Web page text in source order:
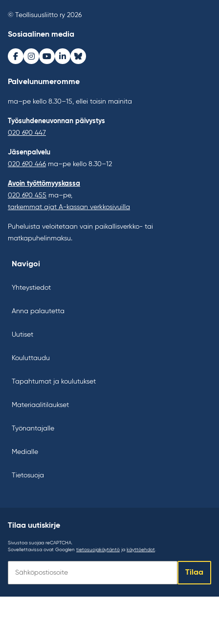
© Teollisuusliitto ry 2026
Sosiaalinen media
Facebook
Instagram
Youtube
LinkedInBluesky
Palvelunumeromme
ma–pe kello 8.30–15, ellei toisin mainita
Työsuhdeneuvonnan päivystys
020 690 447
Jäsenpalvelu
020 690 446 ma–pe kello 8.30–12
Avoin työttömyyskassa
020 690 455 ma–pe,
tarkemmat ajat A-kassan verkkosivuilla
Puheluista veloitetaan vain paikallisverkko- tai
matkapuhelinmaksu.
Navigoi
Yhteystiedot
Anna palautetta
Uutiset
Kouluttaudu
Tapahtumat ja koulutukset
Materiaalitilaukset
Työnantajalle
Medialle
Tietosuoja
Tilaa uutiskirje
Sivustoa suojaa reCAPTCHA.
Sovellettavissa ovat Googlen tietosuojakäytäntö ja käyttöehdot.
uutiskirje:
Tilaa